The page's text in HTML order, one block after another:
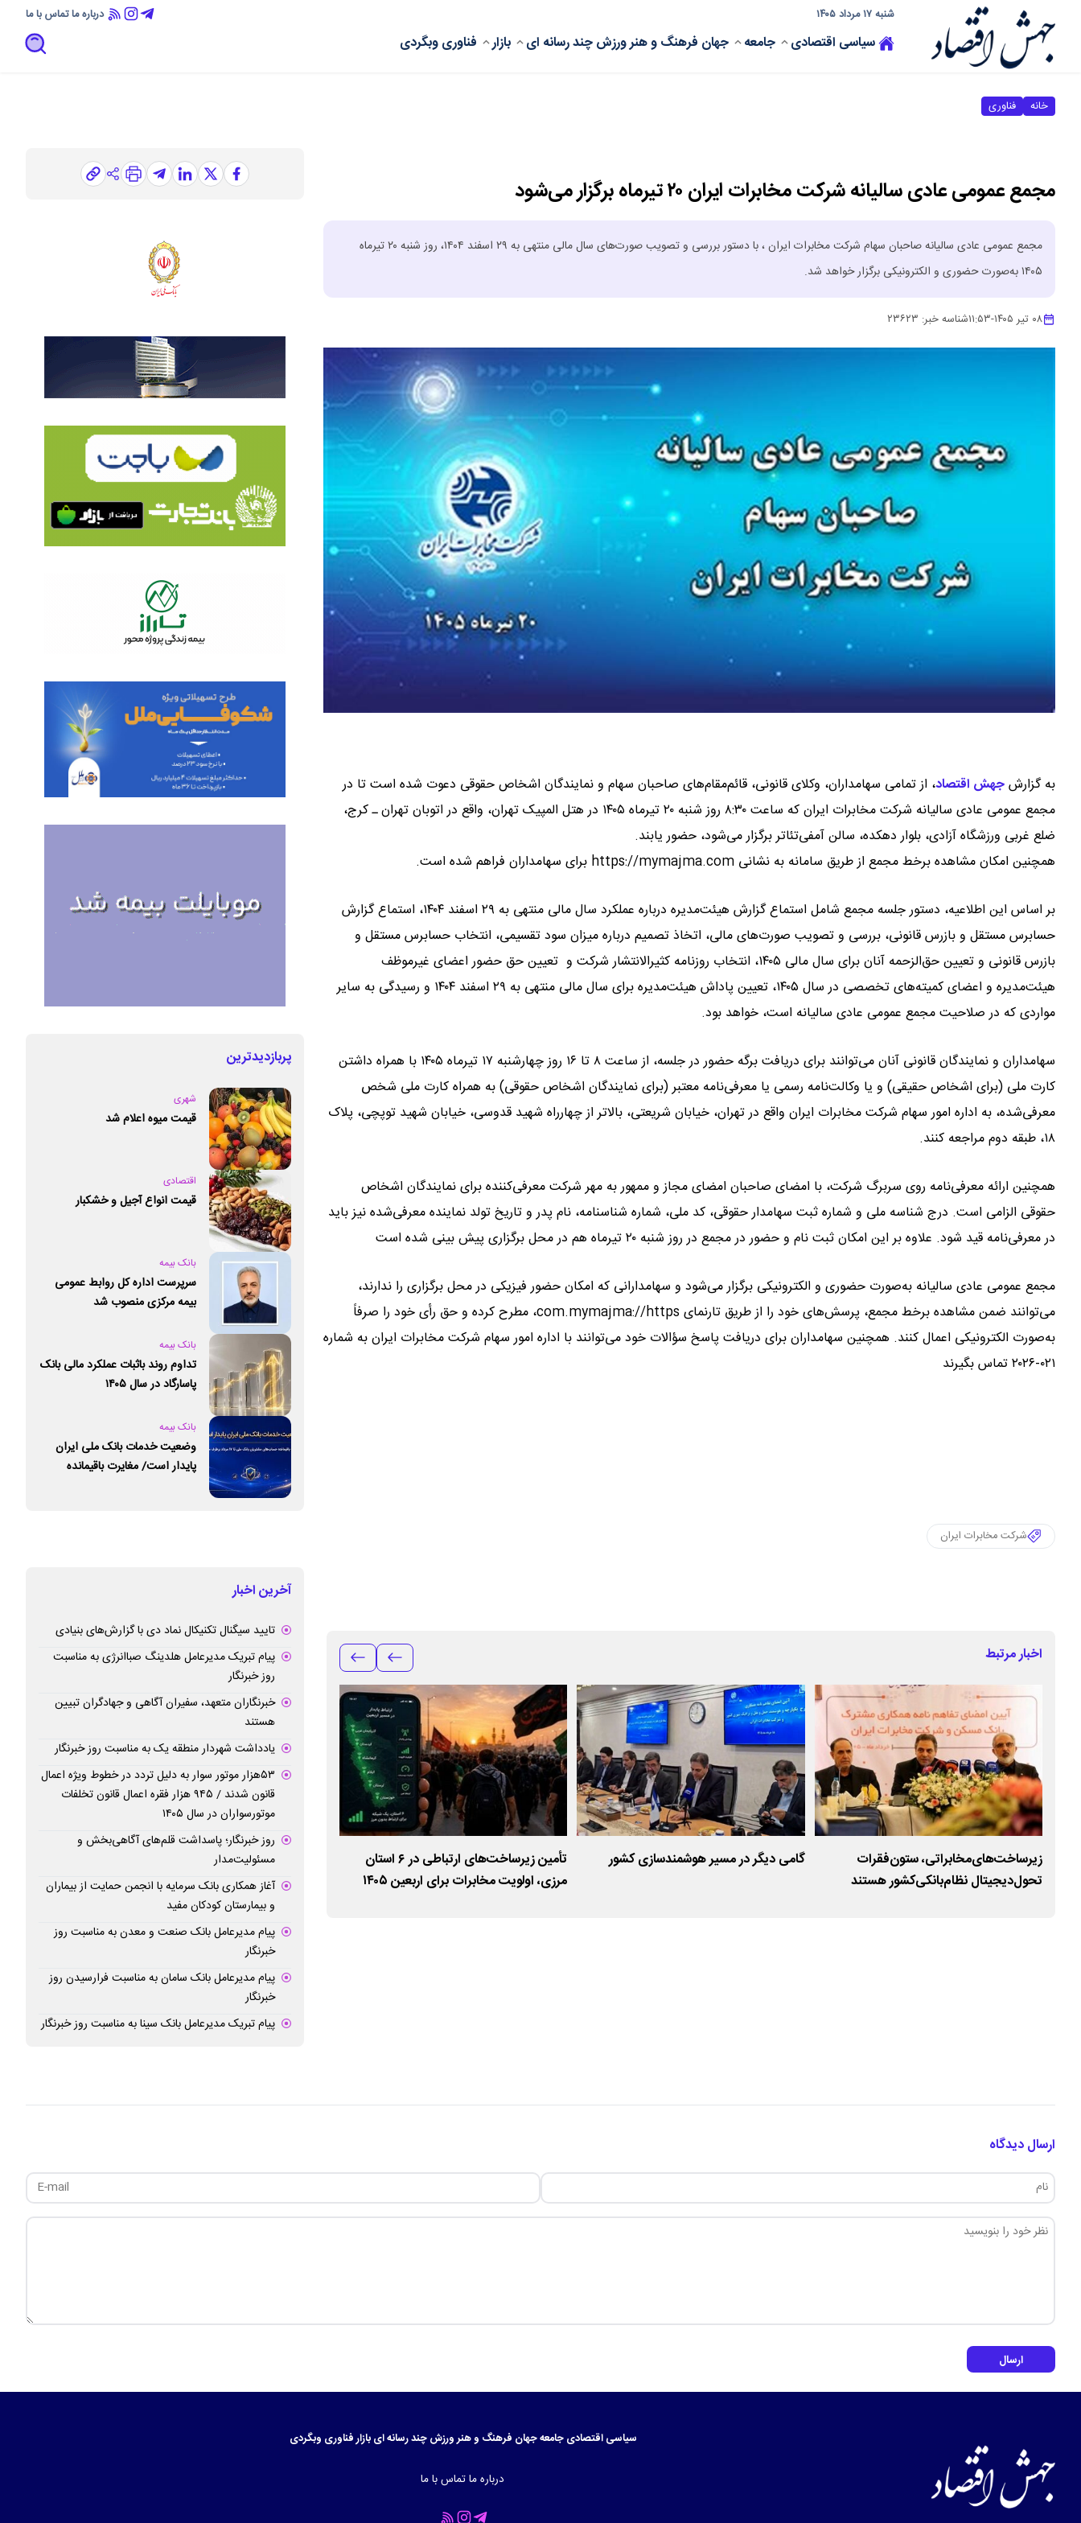
شنبه ۱۷ مرداد ۱۴۰۵ درباره ماتماس با ما
سیاسی اقتصادی جامعه جهان فرهنگ و هنرورزشچند رسانه ای بازار فناوریوبگردی
خانه فناوری
مجمع عمومی عادی سالیانه شرکت مخابرات ایران ۲۰ تیرماه برگزار می‌شود
مجمع عمومی عادی سالیانه صاحبان سهام شرکت مخابرات ایران ، با دستور بررسی و تصویب صورت‌های سال مالی منتهی به ۲۹ اسفند ۱۴۰۴، روز شنبه ۲۰ تیرماه
۱۴۰۵ به‌صورت حضوری و الکترونیکی برگزار خواهد شد.
۰۸ تیر ۱۴۰۵ -۱۱:۵۳شناسه خبر: ۲۳۶۲۳
به گزارشجهش اقتصاد، از تمامی سهامداران، وکلای قانونی، قائم‌مقام‌های صاحبان سهام و نمایندگان اشخاص حقوقی دعوت شده است تا در
مجمع عمومی عادی سالیانه شرکت مخابرات ایران که ساعت ۸:۳۰ روز شنبه ۲۰ تیرماه ۱۴۰۵ در هتل المپیک تهران، واقع در اتوبان تهران ـ کرج،
ضلع غربی ورزشگاه آزادی، بلوار دهکده، سالن آمفی‌تئاتر برگزار می‌شود، حضور یابند.
همچنین امکان مشاهده برخط مجمع از طریق سامانه به نشانی https://mymajma.com برای سهامداران فراهم شده است.
بر اساس این اطلاعیه، دستور جلسه مجمع شامل استماع گزارش هیئت‌مدیره درباره عملکرد سال مالی منتهی به ۲۹ اسفند ۱۴۰۴، استماع گزارش
حسابرس مستقل و بازرس قانونی، بررسی و تصویب صورت‌های مالی، اتخاذ تصمیم درباره میزان سود تقسیمی، انتخاب حسابرس مستقل و
بازرس قانونی و تعیین حق‌الزحمه آنان برای سال مالی ۱۴۰۵، انتخاب روزنامه کثیرالانتشار شرکت و تعیین حق حضور اعضای غیرموظف
هیئت‌مدیره و اعضای کمیته‌های تخصصی در سال ۱۴۰۵، تعیین پاداش هیئت‌مدیره برای سال مالی منتهی به ۲۹ اسفند ۱۴۰۴ و رسیدگی به سایر
مواردی که در صلاحیت مجمع عمومی عادی سالیانه است، خواهد بود.
سهامداران و نمایندگان قانونی آنان می‌توانند برای دریافت برگه حضور در جلسه، از ساعت ۸ تا ۱۶ روز چهارشنبه ۱۷ تیرماه ۱۴۰۵ با همراه داشتن
کارت ملی (برای اشخاص حقیقی) و یا وکالت‌نامه رسمی یا معرفی‌نامه معتبر (برای نمایندگان اشخاص حقوقی) به همراه کارت ملی شخص
معرفی‌شده، به اداره امور سهام شرکت مخابرات ایران واقع در تهران، خیابان شریعتی، بالاتر از چهارراه شهید قدوسی، خیابان شهید توپچی، پلاک
۱۸، طبقه دوم مراجعه کنند.
همچنین ارائه معرفی‌نامه روی سربرگ شرکت، با امضای صاحبان امضای مجاز و ممهور به مهر شرکت معرفی‌کننده برای نمایندگان اشخاص
حقوقی الزامی است. درج شناسه ملی و شماره ثبت سهامدار حقوقی، کد ملی، شماره شناسنامه، نام پدر و تاریخ تولد نماینده معرفی‌شده نیز باید
در معرفی‌نامه قید شود. علاوه بر این امکان ثبت نام و حضور در مجمع در روز شنبه ۲۰ تیرماه هم در محل برگزاری پیش بینی شده است
مجمع عمومی عادی سالیانه به‌صورت حضوری و الکترونیکی برگزار می‌شود و سهامدارانی که امکان حضور فیزیکی در محل برگزاری را ندارند،
می‌توانند ضمن مشاهده برخط مجمع، پرسش‌های خود را از طریق تارنمای com.mymajma://https، مطرح کرده و حق رأی خود را صرفاً
به‌صورت الکترونیکی اعمال کنند. همچنین سهامداران برای دریافت پاسخ سؤالات خود می‌توانند با اداره امور سهام شرکت مخابرات ایران به شماره
۰۲۱-۲۰۲۶ تماس بگیرند
شرکت مخابرات ایران
اخبار مرتبط
زیرساخت‌های‌مخابراتی، ستون‌فقرات
تحول‌دیجیتال نظام‌بانکی‌کشور هستند
گامی دیگر در مسیر هوشمندسازی کشور
تأمین زیرساخت‌های ارتباطی در ۶ استان
مرزی، اولویت مخابرات برای اربعین ۱۴۰۵
مرزی، اولویت مخابرات برای اربعین ۱۴۰۵
روی بستر
پربازدیدترین
شهری
قیمت میوه اعلام شد
اقتصادی
قیمت انواع آجیل و خشکبار
بانک بیمه
سرپرست اداره کل روابط عمومی
بیمه مرکزی منصوب شد
بانک بیمه
تداوم روند باثبات عملکرد مالی بانک
پاسارگاد در سال ۱۴۰۵
بانک بیمه
وضعیت خدمات بانک ملی ایران
پایدار است/ مغایرت‌ باقیمانده
آخرین اخبار
تایید سیگنال تکنیکال نماد دی با گزارش‌های بنیادی
پیام تبریک مدیرعامل هلدینگ صباانرژی به مناسبت
روز خبرنگار
خبرنگاران متعهد، سفیران آگاهی و جهادگران تبیین
هستند
یادداشت شهردار منطقه یک به مناسبت روز خبرنگار
۵۳هزار موتور سوار به دلیل تردد در خطوط ویژه اعمال
قانون شدند / ۹۴۵ هزار فقره اعمال قانون تخلفات
موتورسواران در سال ۱۴۰۵
روز خبرنگار؛ پاسداشت قلم‌های آگاهی‌بخش و
مسئولیت‌مدار
آغاز همکاری بانک سرمایه با انجمن حمایت از بیماران
و بیمارستان کودکان مفید
پیام مدیرعامل بانک صنعت و معدن به مناسبت روز
خبرنگار
پیام مدیرعامل بانک سامان به مناسبت فرارسیدن روز
خبرنگار
پیام تبریک مدیرعامل بانک سینا به مناسبت روز خبرنگار
ارسال دیدگاه
ارسال
سیاسیاقتصادیجامعهجهان فرهنگ و هنرورزشچند رسانه ایبازارفناوری وبگردی
درباره ماتماس با ما